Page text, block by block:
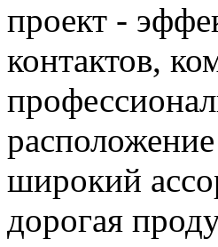
проект -
контактов,
широкий
дорогая